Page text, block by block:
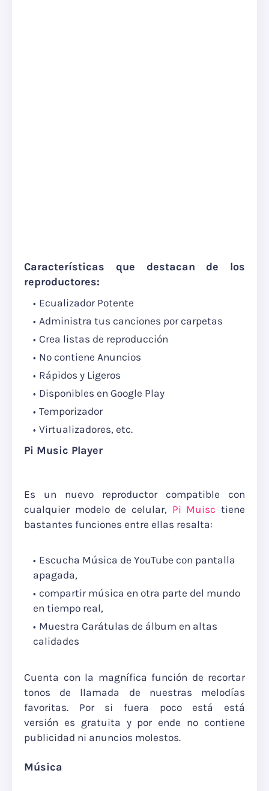
Características que destacan de los
reproductores:
Ecualizador Potente
Administra tus canciones por carpetas
Crea listas de reproducción
No contiene Anuncios
Rápidos y Ligeros
Disponibles en Google Play
Temporizador
Virtualizadores, etc.
Pi Music Player
Es un nuevo reproductor compatible con
cualquier modelo de celular, Pi Muisc tiene
bastantes funciones entre ellas resalta:
Escucha Música de YouTube con pantalla
apagada,
compartir música en otra parte del mundo
en tiempo real,
Muestra Carátulas de álbum en altas
calidades
Cuenta con la magnífica función de recortar
tonos de llamada de nuestras melodías
favoritas. Por si fuera poco está está
versión es gratuita y por ende no contiene
publicidad ni anuncios molestos.
Música